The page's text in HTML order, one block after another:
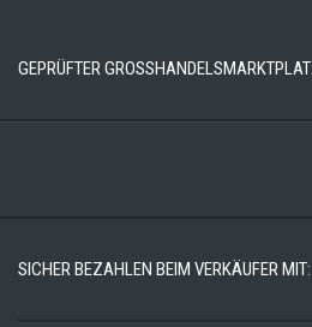
GEPRÜFTER GROSSHANDELSMARKTPLATZ
SICHER BEZAHLEN BEIM VERKÄUFER MIT: